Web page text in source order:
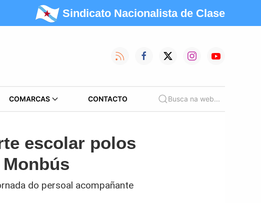
Sindicato Nacionalista de Clase
COMARCAS CONTACTO Busca na web...
escolar polos
do persoal acompañante